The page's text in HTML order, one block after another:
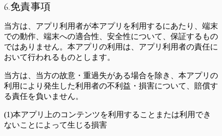
6.免責事項
当方は、アプリ利用者が本アプリを利用するにあたり、端末
での動作、端末への適合性、安全性について、保証するもの
ではありません。本アプリの利用は、アプリ利用者の責任に
おいて行われるものとします。
当方は、当方の故意・重過失がある場合を除き、本アプリの
利用により発生した利用者の不利益・損害について、賠償す
る責任を負いません。
(1)本アプリ上のコンテンツを利用することまたは利用でき
ないことによって生じる損害